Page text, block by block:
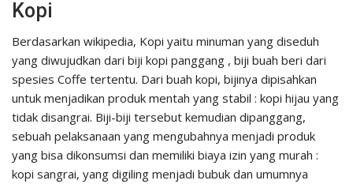
Kopi
Berdasarkan wikipedia, Kopi yaitu minuman yang diseduh
yang diwujudkan dari biji kopi panggang , biji buah beri dari
spesies Coffe tertentu. Dari buah kopi, bijinya dipisahkan
untuk menjadikan produk mentah yang stabil : kopi hijau yang
tidak disangrai. Biji-biji tersebut kemudian dipanggang,
sebuah pelaksanaan yang mengubahnya menjadi produk
yang bisa dikonsumsi dan memiliki biaya izin yang murah :
kopi sangrai, yang digiling menjadi bubuk dan umumnya